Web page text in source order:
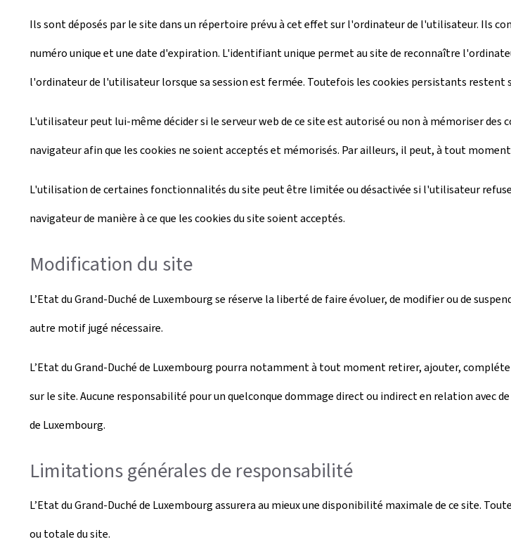
Ils sont déposés par le site dans un répertoire prévu à cet effet sur l'ordinateur de l'utilisateur. Ils
numéro unique et une date d'expiration. L'identifiant unique permet au site de reconnaître
l'ordinateur de l'utilisateur lorsque sa session est fermée. Toutefois les cookies persistants
L'utilisateur peut lui-même décider si le serveur web de ce site est autorisé ou non à mémoriser
navigateur afin que les cookies ne soient acceptés et mémorisés. Par ailleurs, il peut, à tout
L'utilisation de certaines fonctionnalités du site peut être limitée ou désactivée si l'utilisateur
navigateur de manière à ce que les cookies du site soient acceptés.
Modification du site
L’Etat du Grand-Duché de Luxembourg se réserve la liberté de faire évoluer, de modifier ou de
autre motif jugé nécessaire.
L’Etat du Grand-Duché de Luxembourg pourra notamment à tout moment retirer, ajouter,
sur le site. Aucune responsabilité pour un quelconque dommage direct ou indirect en relation avec
de Luxembourg.
Limitations générales de responsabilité
L’Etat du Grand-Duché de Luxembourg assurera au mieux une disponibilité maximale de ce site.
ou totale du site.